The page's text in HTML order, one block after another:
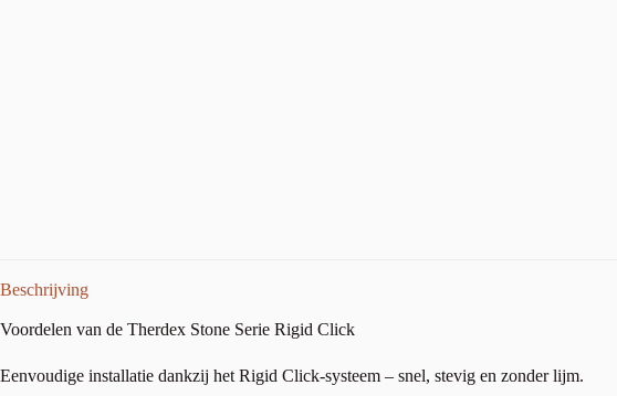
Beschrijving
Voordelen van de Therdex Stone Serie Rigid Click
Eenvoudige installatie dankzij het Rigid Click-systeem – snel, stevig en zonder lijm.